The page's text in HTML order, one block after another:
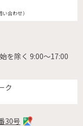
合わせ）
を除く 9:00〜17:00
ク
30号